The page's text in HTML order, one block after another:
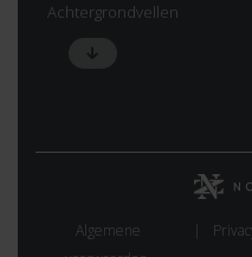
Achtergrondvellen
Algemene